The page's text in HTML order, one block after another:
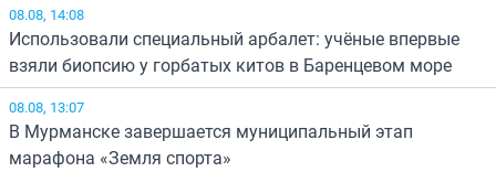
08.08, 14:08
Использовали специальный арбалет: учёные впервые
взяли биопсию у горбатых китов в Баренцевом море
08.08, 13:07
В Мурманске завершается муниципальный этап
марафона «Земля спорта»